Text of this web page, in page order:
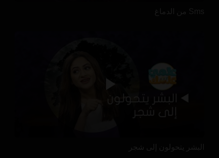
Sms من الدماغ
البشر يتحولون إلى شجر